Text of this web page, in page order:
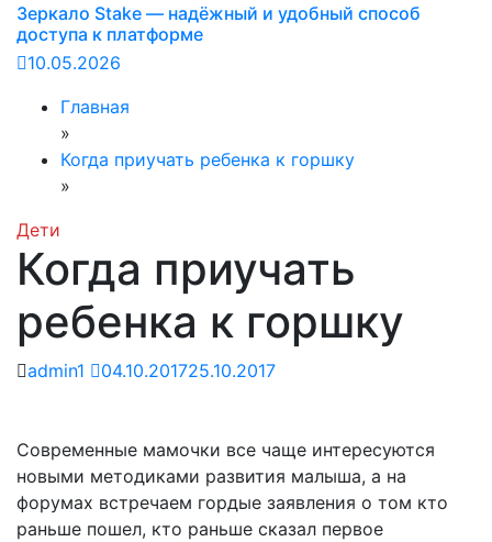
Зеркало Stake — надёжный и удобный способ
доступа к платформе
10.05.2026
Главная
»
Когда приучать ребенка к горшку
»
Дети
Когда приучать
ребенка к горшку
admin1 04.10.201725.10.2017
Современные мамочки все чаще интересуются
новыми методиками развития малыша, а на
форумах встречаем гордые заявления о том кто
раньше пошел, кто раньше сказал первое